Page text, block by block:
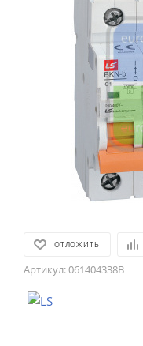
ОТЛОЖИТЬ
Артикул:061404338B